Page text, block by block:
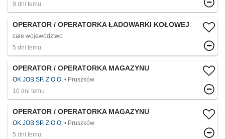
9 dni temu
OPERATOR / OPERATORKA ŁADOWARKI KOŁOWEJ
całe województwo
5 dni temu
OPERATOR / OPERATORKA MAGAZYNU
OK JOB SP. Z O.O.
Pruszków
10 dni temu
OPERATOR / OPERATORKA MAGAZYNU
OK JOB SP. Z O.O.
Pruszków
5 dni temu